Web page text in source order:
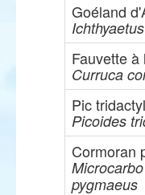
Goéland
Fauvette à
Curruca
Pic
Picoides
Cormoran
Microcarbo
pygmaeus